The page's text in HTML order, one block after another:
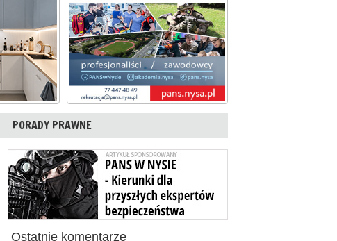
PORADY PRAWNE
ostatnie komentarze